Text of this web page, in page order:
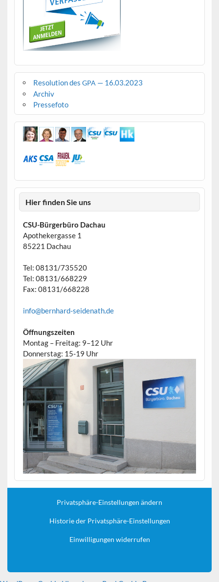
Resolution des GPA — 16.03.2023
Archiv
Pressefoto
Hier finden Sie uns
CSU-Bürgerbüro Dachau
Apothekergasse 1
85221 Dachau
Tel: 08131/735520
Tel: 08131/668229
Fax: 08131/668228
info@bernhard-seidenath.de
Öffnungszeiten
Montag – Freitag: 9–12 Uhr
Donnerstag: 15-19 Uhr
Privatsphäre-Einstellungen ändern
Historie der Privatsphäre-Einstellungen
Einwilligungen widerrufen